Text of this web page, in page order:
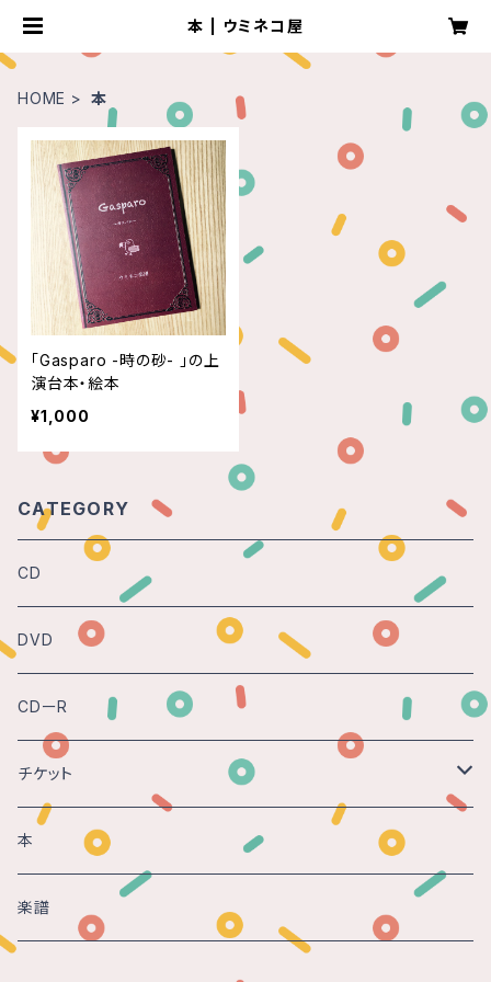
本 | ウミネコ屋
HOME 本
「Gasparo -時の砂- 」の上
演台本・絵本
¥1,000
CATEGORY
CD
DVD
CDーR
チケット
Gasparo -時の砂 - 2018@神戸
本
楽譜